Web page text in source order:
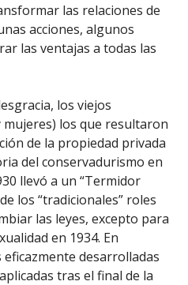
las relaciones de
acciones, algunos
las ventajas a todas las
los viejos
los que resultaron
de la propiedad privada
del conservadurismo en
llevó a un “Termidor
los “tradicionales” roles
las leyes, excepto para
en 1934. En
desarrolladas
tras el final de la